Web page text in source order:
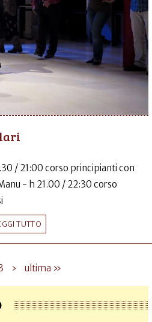
/ 21:00 corso principianti con
- h 21.00 / 22:30 corso
TUTTO
› ultima »